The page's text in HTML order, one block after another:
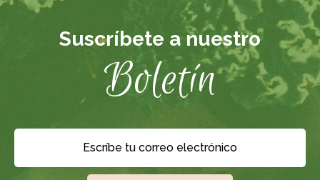
Suscríbete a nuestro
Boletín